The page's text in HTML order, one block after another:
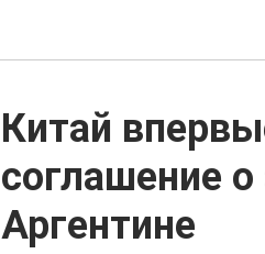
Китай
соглашение
Аргентине